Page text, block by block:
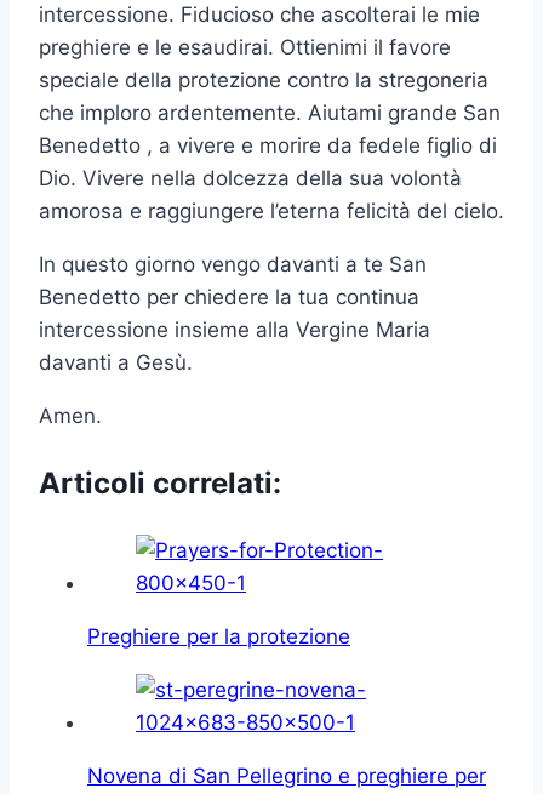
intercessione. Fiducioso che ascolterai le mie
preghiere e le esaudirai. Ottienimi il favore
speciale della protezione contro la stregoneria
che imploro ardentemente. Aiutami grande San
Benedetto , a vivere e morire da fedele figlio di
Dio. Vivere nella dolcezza della sua volontà
amorosa e raggiungere l’eterna felicità del cielo.
In questo giorno vengo davanti a te San
Benedetto per chiedere la tua continua
intercessione insieme alla Vergine Maria
davanti a Gesù.
Amen.
Articoli correlati:
Preghiere per la protezione
Novena di San Pellegrino e preghiere per